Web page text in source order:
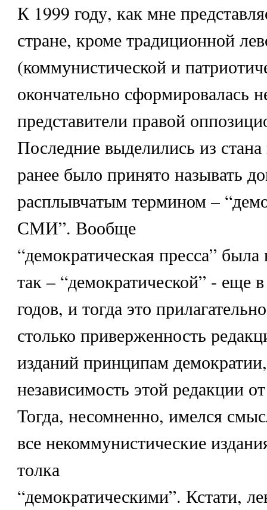
К 1999 году, как мне
стране, кроме традиционной
(коммунистической и
окончательно сформировалась
представители правой
Последние выделились из
ранее было принято называть
расплывчатым термином –
СМИ”. Вообще
“демократическая пресса”
так – “демократической” - еще
годов, и тогда это
столько приверженность
изданий принципам
независимость этой редакции
Тогда, несомненно, имелся
все некоммунистические
толка
“демократическими”. Кстати,